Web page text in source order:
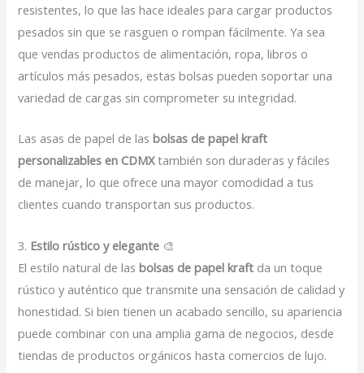
resistentes, lo que las hace ideales para cargar productos
pesados sin que se rasguen o rompan fácilmente. Ya sea
que vendas productos de alimentación, ropa, libros o
artículos más pesados, estas bolsas pueden soportar una
variedad de cargas sin comprometer su integridad.
Las asas de papel de lasbolsas de papel kraft
personalizables en CDMXtambién son duraderas y fáciles
de manejar, lo que ofrece una mayor comodidad a tus
clientes cuando transportan sus productos.
3. Estilo rústico y elegante 🎨
El estilo natural de lasbolsas de papel kraft da un toque
rústico y auténtico que transmite una sensación de calidad y
honestidad. Si bien tienen un acabado sencillo, su apariencia
puede combinar con una amplia gama de negocios, desde
tiendas de productos orgánicos hasta comercios de lujo.